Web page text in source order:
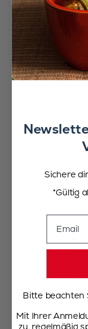
149,90 €
Pfeffer-
72,90 €
In den
In den
72,90 €
Feuer
72,90 €
Erde
72,90 €
Sichere
*Gültig
Email
Bitte beachten
Mit Ihrer
zu, regelmäßig